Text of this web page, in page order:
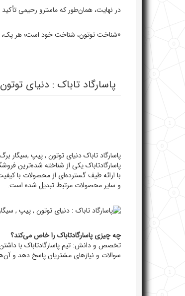
در نهایت، همان‌طور که ماسترو رحیمی
«شناخت توتون، شناخت خود است؛ هر
پاسارگاد تاباک : دنیای
پاسارگاد تاباک دنیای توتون , پیپ ,سیگار
پاسارگادتاباک یکی از شناخته شده‌ترین
با ارائه طیف گسترده‌ای از محصولات با
و سایر محصولات مرتبط تبدیل شده است.
چه چیزی پاسارگادتاباک را خاص می‌کند؟
تخصص و دانش: تیم پاسارگادتاباک با
سوالات و نیازهای مشتریان پاسخ دهد و